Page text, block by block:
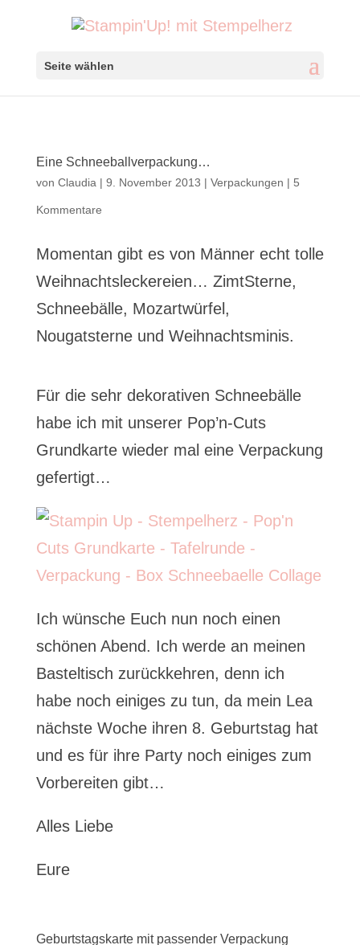
Seite wählen
Eine Schneeballverpackung…
von Claudia | 9. November 2013 | Verpackungen | 5
Kommentare
Momentan gibt es von Männer echt tolle
Weihnachtsleckereien… ZimtSterne,
Schneebälle, Mozartwürfel,
Nougatsterne und Weihnachtsminis.
Für die sehr dekorativen Schneebälle
habe ich mit unserer Pop’n-Cuts
Grundkarte wieder mal eine Verpackung
gefertigt…
Ich wünsche Euch nun noch einen
schönen Abend. Ich werde an meinen
Basteltisch zurückkehren, denn ich
habe noch einiges zu tun, da mein Lea
nächste Woche ihren 8. Geburtstag hat
und es für ihre Party noch einiges zum
Vorbereiten gibt…
Alles Liebe
Eure
Geburtstagskarte mit passender Verpackung